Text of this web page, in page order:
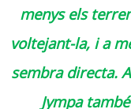
menys els
voltejant-la, i a
sembra directa.
Jympa